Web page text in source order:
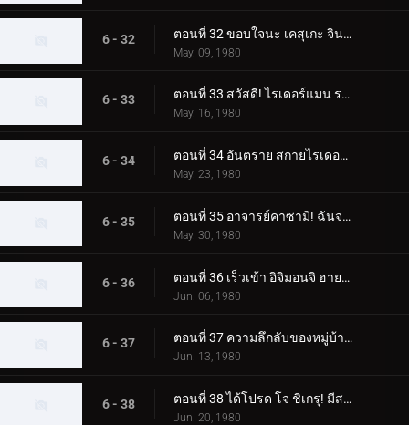
6 - 32 ตอนที่ 32 ขอบใจนะ เคสุเกะ จิน! ทิ้งการโจมตีครั้งสุดท้ายไว้ที่ฉัน!!
May. 09, 1980
6 - 33 ตอนที่ 33 สวัสดี! ไรเดอร์แมน ระวังเนซึระแมนด้วย
May. 16, 1980
6 - 34 ตอนที่ 34 อันตราย สกายไรเดอร์! เขามาแล้ว! คาซามิ ชิโระ!!
May. 23, 1980
6 - 35 ตอนที่ 35 อาจารย์คาซามิ! ฉันจะจับแก๊งปลาหมึกยักษ์!!
May. 30, 1980
6 - 36 ตอนที่ 36 เร็วเข้า อิจิมอนจิ ฮายาโตะ! ช่วยคนติดต้นไม้!!
Jun. 06, 1980
6 - 37 ตอนที่ 37 ความลึกลับของหมู่บ้านนาคีรี! ฮิโรชิติดอยู่บนต้นไม้ด้วยหรือเปล่า
Jun. 13, 1980
6 - 38 ตอนที่ 38 ได้โปรด โจ ชิเกรุ! มีสถานที่ฝึกบังคับบัญชาที่มีเงินเดือนหนึ่งล้านเยน
Jun. 20, 1980